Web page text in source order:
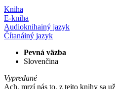
Kniha
E-kniha
Audioknihainý jazyk
Čítanáiný jazyk
Pevná väzba
Slovenčina
Vypredané
Ach, mrzí nás to, z tejto knihy sa